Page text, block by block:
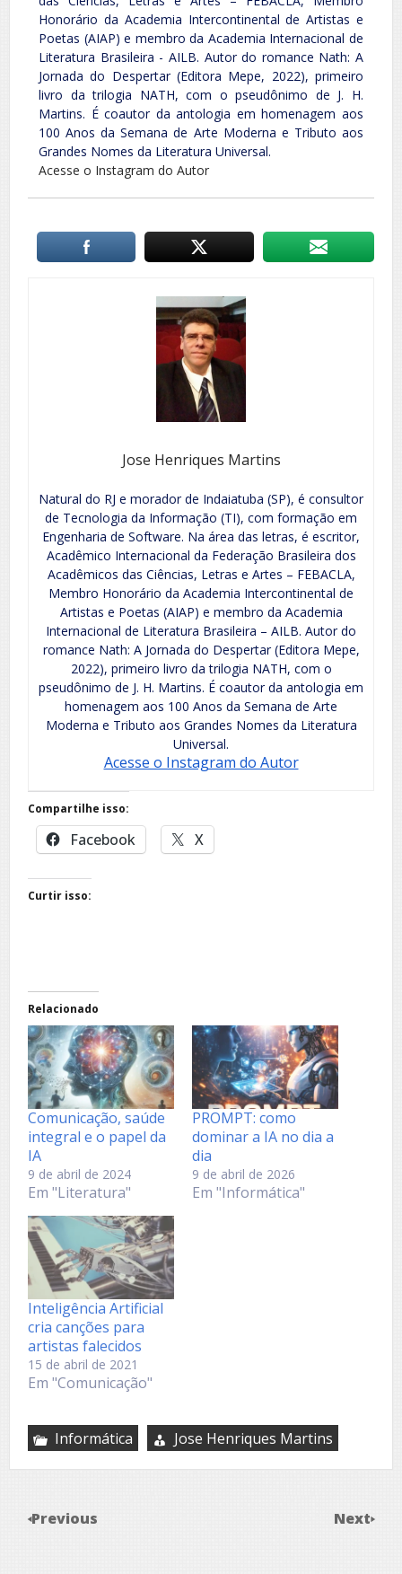
Honorário da Academia Intercontinental de Artistas e
Poetas (AIAP) e membro da Academia Internacional de
Literatura Brasileira - AILB. Autor do romance Nath: A
Jornada do Despertar (Editora Mepe, 2022), primeiro
livro da trilogia NATH, com o pseudônimo de J. H.
Martins. É coautor da antologia em homenagem aos
100 Anos da Semana de Arte Moderna e Tributo aos
Grandes Nomes da Literatura Universal.
Acesse o Instagram do Autor
Jose Henriques Martins
Natural do RJ e morador de Indaiatuba (SP), é consultor
de Tecnologia da Informação (TI), com formação em
Engenharia de Software. Na área das letras, é escritor,
Acadêmico Internacional da Federação Brasileira dos
Acadêmicos das Ciências, Letras e Artes – FEBACLA,
Membro Honorário da Academia Intercontinental de
Artistas e Poetas (AIAP) e membro da Academia
Internacional de Literatura Brasileira – AILB. Autor do
romance Nath: A Jornada do Despertar (Editora Mepe,
2022), primeiro livro da trilogia NATH, com o
pseudônimo de J. H. Martins. É coautor da antologia em
homenagem aos 100 Anos da Semana de Arte
Moderna e Tributo aos Grandes Nomes da Literatura
Universal.
Acesse o Instagram do Autor
Compartilhe isso:
Facebook X
Curtir isso:
Relacionado
Comunicação, saúde
integral e o papel da
IA
9 de abril de 2024
Em "Literatura"
PROMPT: como
dominar a IA no dia a
dia
9 de abril de 2026
Em "Informática"
Inteligência Artificial
cria canções para
artistas falecidos
15 de abril de 2021
Em "Comunicação"
Informática Jose Henriques Martins
Previous Next